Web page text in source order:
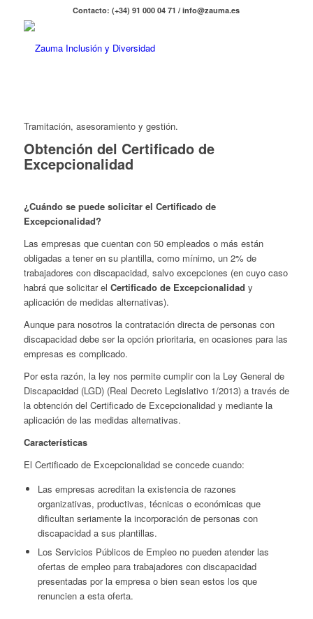
Contacto: (+34) 91 000 04 71 / info@zauma.es
Tramitación, asesoramiento y gestión.
Obtención del Certificado de
Excepcionalidad
¿Cuándo se puede solicitar el Certificado de
Excepcionalidad?
Las empresas que cuentan con 50 empleados o más están
obligadas a tener en su plantilla, como mínimo, un 2% de
trabajadores con discapacidad, salvo excepciones (en cuyo caso
habrá que solicitar el Certificado de Excepcionalidad y
aplicación de medidas alternativas).
Aunque para nosotros la contratación directa de personas con
discapacidad debe ser la opción prioritaria, en ocasiones para las
empresas es complicado.
Por esta razón, la ley nos permite cumplir con la Ley General de
Discapacidad (LGD) (Real Decreto Legislativo 1/2013) a través de
la obtención del Certificado de Excepcionalidad y mediante la
aplicación de las medidas alternativas.
Características
El Certificado de Excepcionalidad se concede cuando:
Las empresas acreditan la existencia de razones
organizativas, productivas, técnicas o económicas que
dificultan seriamente la incorporación de personas con
discapacidad a sus plantillas.
Los Servicios Públicos de Empleo no pueden atender las
ofertas de empleo para trabajadores con discapacidad
presentadas por la empresa o bien sean estos los que
renuncien a esta oferta.